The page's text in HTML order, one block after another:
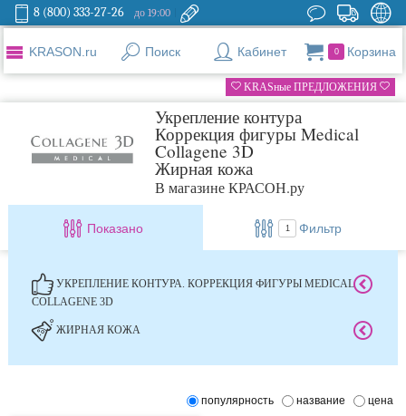
8 (800) 333-27-26 до 19:00
KRASON.ru Поиск Кабинет 0 Корзина
KRASные ПРЕДЛОЖЕНИЯ
Укрепление контура
Коррекция фигуры Medical
Collagene 3D
Жирная кожа
В магазине КРАСОН.ру
Показано 1 Фильтр
УКРЕПЛЕНИЕ КОНТУРА. КОРРЕКЦИЯ ФИГУРЫ MEDICAL
COLLAGENE 3D
ЖИРНАЯ КОЖА
популярность название цена